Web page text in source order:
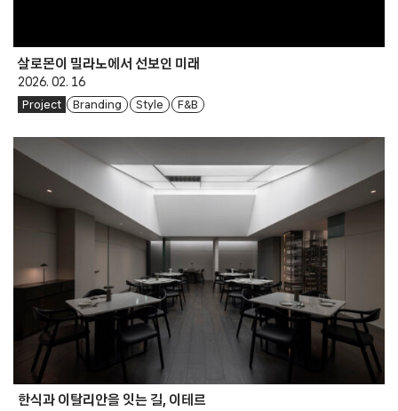
살로몬이 밀라노에서 선보인 미래
2026. 02. 16
Project Branding Style F&B
한식과 이탈리안을 잇는 길, 이테르